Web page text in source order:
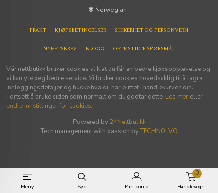
Meny Søk Min konto Handlevogn
0
Norwegian
FRAKT KJØPSBETINGELSER SIKKERHET OG PERSONVERN
NYHETSBREV BLOGG OFTE STILTE SPØRSMÅL
Vår nettbutikk bruker cookies slik at du får en bedre kjøpsopplevelse og
vi kan yte deg bedre service. Vi bruker cookies hovedsaklig til å lagre
innloggingsdetaljer og huske hva du har puttet i handlekurven din.
Fortsett å bruke siden som normalt om du godtar dette. Les mer eller
endre innstillinger for cookies.
Powered by 24Nettbutikk
Tech management with passion byTECHNOLVO